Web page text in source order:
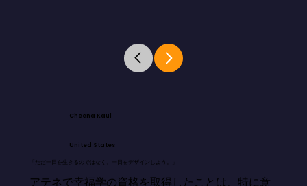
Cheena Kaul
United States
「ただ一日を生きるのではなく、一日をデザインしよう。」
アテネで幸福学の資格を取得したことは、特に意